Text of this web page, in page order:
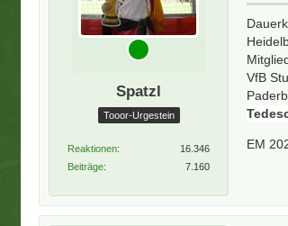
Spatzl
Tooor-Urgestein
Reaktionen
16.346
Beiträge
7.160
VfB
EM